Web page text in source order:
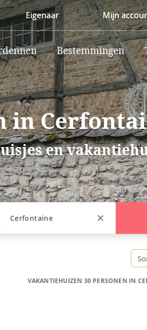
Eigenaar Mijn
Bestemmingen
in
en
Cerfontaine
VAKANTIEHUIZEN 30 PERSONEN IN